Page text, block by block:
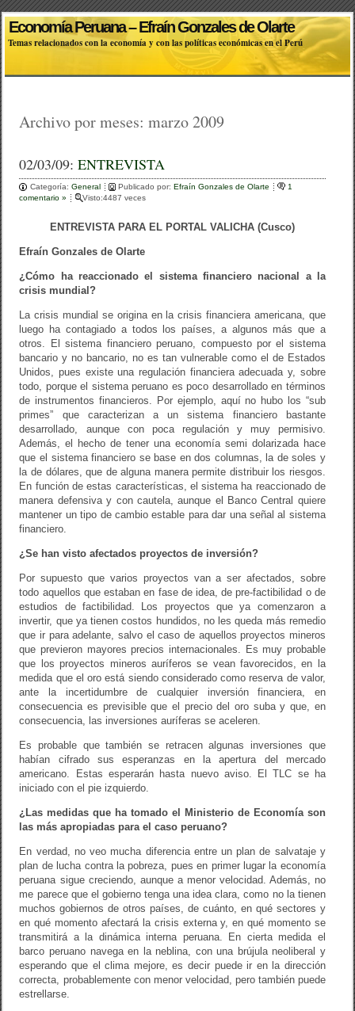
Economía Peruana – Efraín Gonzales de Olarte
Temas relacionados con la economía y con las políticas económicas en el Perú
Archivo por meses:marzo 2009
02/03/09:ENTREVISTA
Categoría:General Publicado por:Efraín Gonzales de Olarte
1
comentario »
Visto:4487 veces
ENTREVISTA PARA EL PORTAL VALICHA (Cusco)
Efraín Gonzales de Olarte
¿Cómo ha reaccionado el sistema financiero nacional a la
crisis mundial?
La crisis mundial se origina en la crisis financiera americana, que
luego ha contagiado a todos los países, a algunos más que a
otros. El sistema financiero peruano, compuesto por el sistema
bancario y no bancario, no es tan vulnerable como el de Estados
Unidos, pues existe una regulación financiera adecuada y, sobre
todo, porque el sistema peruano es poco desarrollado en términos
de instrumentos financieros. Por ejemplo, aquí no hubo los “sub
primes” que caracterizan a un sistema financiero bastante
desarrollado, aunque con poca regulación y muy permisivo.
Además, el hecho de tener una economía semi dolarizada hace
que el sistema financiero se base en dos columnas, la de soles y
la de dólares, que de alguna manera permite distribuir los riesgos.
En función de estas características, el sistema ha reaccionado de
manera defensiva y con cautela, aunque el Banco Central quiere
mantener un tipo de cambio estable para dar una señal al sistema
financiero.
¿Se han visto afectados proyectos de inversión?
Por supuesto que varios proyectos van a ser afectados, sobre
todo aquellos que estaban en fase de idea, de pre-factibilidad o de
estudios de factibilidad. Los proyectos que ya comenzaron a
invertir, que ya tienen costos hundidos, no les queda más remedio
que ir para adelante, salvo el caso de aquellos proyectos mineros
que previeron mayores precios internacionales. Es muy probable
que los proyectos mineros auríferos se vean favorecidos, en la
medida que el oro está siendo considerado como reserva de valor,
ante la incertidumbre de cualquier inversión financiera, en
consecuencia es previsible que el precio del oro suba y que, en
consecuencia, las inversiones auríferas se aceleren.
Es probable que también se retracen algunas inversiones que
habían cifrado sus esperanzas en la apertura del mercado
americano. Estas esperarán hasta nuevo aviso. El TLC se ha
iniciado con el pie izquierdo.
¿Las medidas que ha tomado el Ministerio de Economía son
las más apropiadas para el caso peruano?
En verdad, no veo mucha diferencia entre un plan de salvataje y
plan de lucha contra la pobreza, pues en primer lugar la economía
peruana sigue creciendo, aunque a menor velocidad. Además, no
me parece que el gobierno tenga una idea clara, como no la tienen
muchos gobiernos de otros países, de cuánto, en qué sectores y
en qué momento afectará la crisis externa y, en qué momento se
transmitirá a la dinámica interna peruana. En cierta medida el
barco peruano navega en la neblina, con una brújula neoliberal y
esperando que el clima mejore, es decir puede ir en la dirección
correcta, probablemente con menor velocidad, pero también puede
estrellarse.